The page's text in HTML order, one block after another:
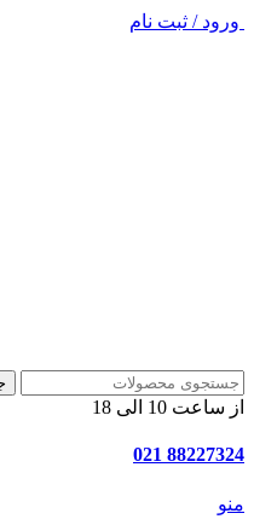
ورود / ثبت نام
از ساعت 10 الی 18
88227324 021
منو